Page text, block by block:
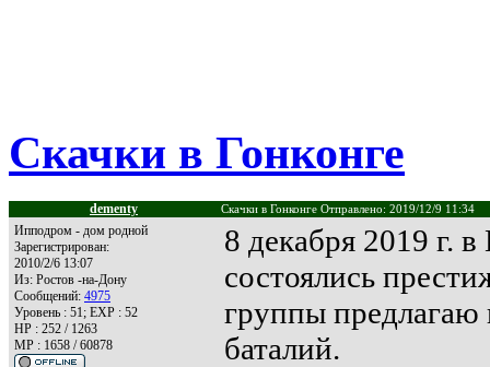
Скачки в Гонконге
dementy Скачки в Гонконге Отправлено: 2019/12/9 11:34
Ипподром - дом родной
Зарегистрирован:
2010/2/6 13:07
Из: Ростов -на-Дону
Сообщений: 4975
Уровень : 51; EXP : 52
HP : 252 / 1263
MP : 1658 / 60878
8 декабря 2019 г.
состоялись
группы
баталий.